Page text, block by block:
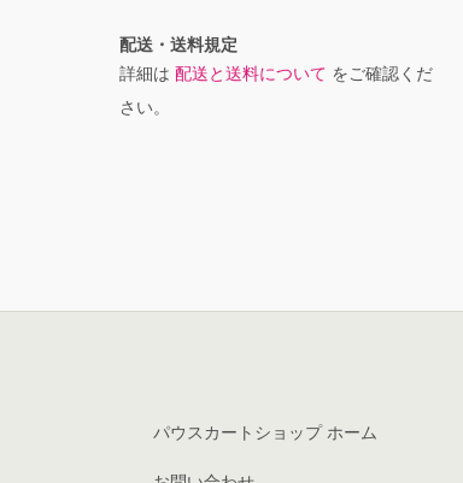
配送・送料規定
詳細は 配送と送料について をご確認くだ
さい。
パウスカートショップ ホーム